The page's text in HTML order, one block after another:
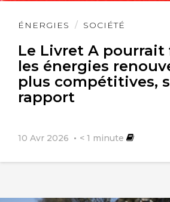
Pour plus de précisions,
blog“Abominable Pyramide
et/ou lire “Précis de
sociale”.
ÉNERGIES SOCIÉTÉ
Le Livret A pourrait
les énergies
plus compétitives,
rapport
10 Avr 2026 < 1 minute
Lire